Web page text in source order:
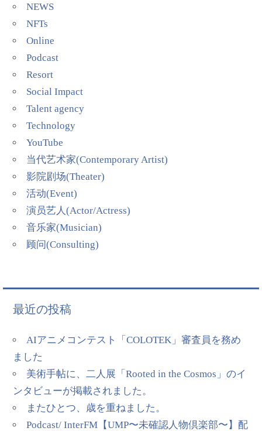
NEWS
NFTs
Online
Podcast
Resort
Social Impact
Talent agency
Technology
YouTube
当代艺术家(Contemporary Artist)
影院剧场(Theater)
活动(Event)
演员艺人(Actor/Actress)
音乐家(Musician)
顾问(Consulting)
最近の投稿
AIアニメコンテスト「COLOTEK」審査員を務め
ました
美術手帖に、二人展「Rooted in the Cosmos」のイ
ンタビューが掲載されました。
またひとつ、歳を重ねました。
Podcast/ InterFM【UMP〜未確認人物倶楽部〜】配